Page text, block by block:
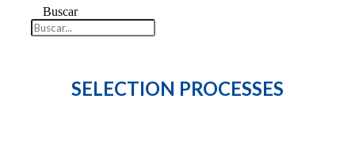
Buscar
SELECTION PROCESSES